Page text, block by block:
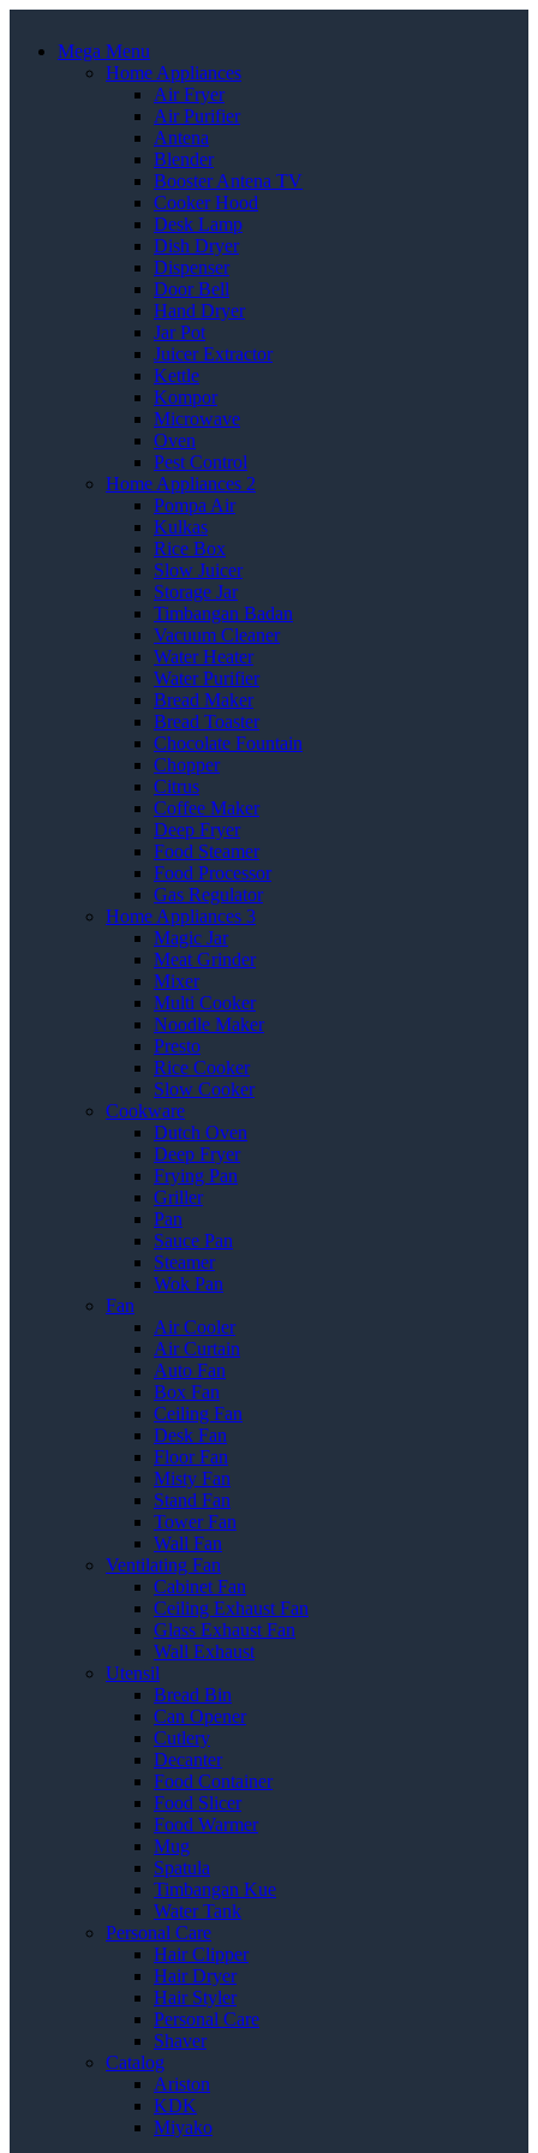
Mega Menu
Home Appliances
Air Fryer
Air Purifier
Antena
Blender
Booster Antena TV
Cooker Hood
Desk Lamp
Dish Dryer
Dispenser
Door Bell
Hand Dryer
Jar Pot
Juicer Extractor
Kettle
Kompor
Microwave
Oven
Pest Control
Home Appliances 2
Pompa Air
Kulkas
Rice Box
Slow Juicer
Storage Jar
Timbangan Badan
Vacuum Cleaner
Water Heater
Water Purifier
Bread Maker
Bread Toaster
Chocolate Fountain
Chopper
Citrus
Coffee Maker
Deep Fryer
Food Steamer
Food Processor
Gas Regulator
Home Appliances 3
Magic Jar
Meat Grinder
Mixer
Multi Cooker
Noodle Maker
Presto
Rice Cooker
Slow Cooker
Cookware
Dutch Oven
Deep Fryer
Frying Pan
Griller
Pan
Sauce Pan
Steamer
Wok Pan
Fan
Air Cooler
Air Curtain
Auto Fan
Box Fan
Ceiling Fan
Desk Fan
Floor Fan
Misty Fan
Stand Fan
Tower Fan
Wall Fan
Ventilating Fan
Cabinet Fan
Ceiling Exhaust Fan
Glass Exhaust Fan
Wall Exhaust
Utensil
Bread Bin
Can Opener
Cutlery
Decanter
Food Container
Food Slicer
Food Warmer
Mug
Spatula
Timbangan Kue
Water Tank
Personal Care
Hair Clipper
Hair Dryer
Hair Styler
Personal Care
Shaver
Catalog
Ariston
KDK
Miyako